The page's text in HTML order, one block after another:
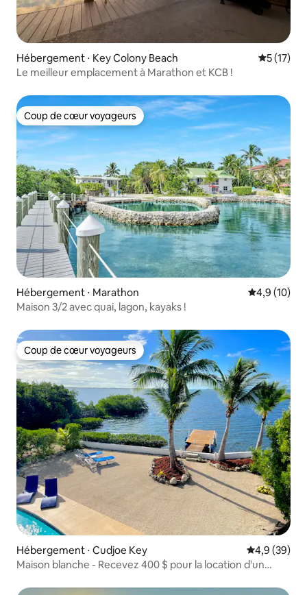
Hébergement ⋅ Key Colony Beach
5 (17)
Le meilleur emplacement à Marathon et KCB !
Coup de cœur voyageurs
Coup de cœur voyageurs
Hébergement ⋅ Marathon Évaluation
4,9 (10)
Maison 3/2 avec quai, lagon, kayaks !
Coup de cœur voyageurs
Coup de cœur voyageurs
Hébergement ⋅ Cudjoe Key Évaluation
4,9 (39)
Maison blanche - Recevez 400 $ pour la location d'un